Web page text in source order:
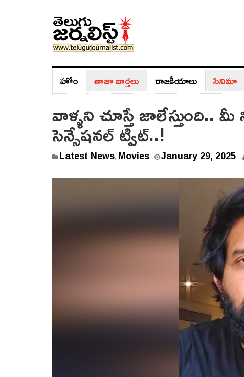
హోం తాజా వార్తలు రాజ‌కీయాలు సినిమా
వాళ్ళని చూస్తే జాలేస్తుంది..
సెన్సేషనల్ ట్విట్..!
Latest News, Movies January 29, 2025